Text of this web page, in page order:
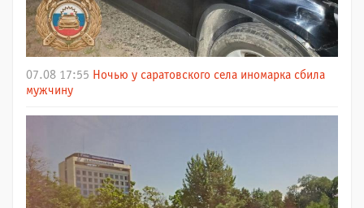
07.08 17:55 Ночью у саратовского села иномарка сбила
мужчину